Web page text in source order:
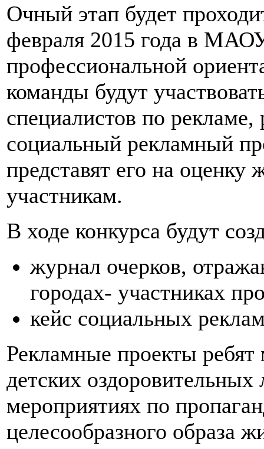
Очный этап будет
февраля 2015 года в
профессиональной
команды будут
специалистов по рекламе,
социальный рекламный
представят его на
участникам.
В ходе конкурса будут
журнал очерков,
городах- участниках
кейс социальных
Рекламные проекты ребят
детских
мероприятиях по
целесообразного образа